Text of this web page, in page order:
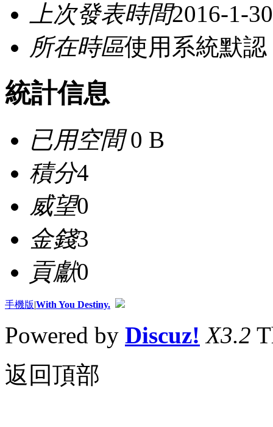
上次發表時間2016-1-
所在時區使用系統默認
統計信息
已用空間0 B
積分4
威望0
金錢3
貢獻0
手機版|With You Destiny.
Powered by Discuz! X3.2
返回頂部